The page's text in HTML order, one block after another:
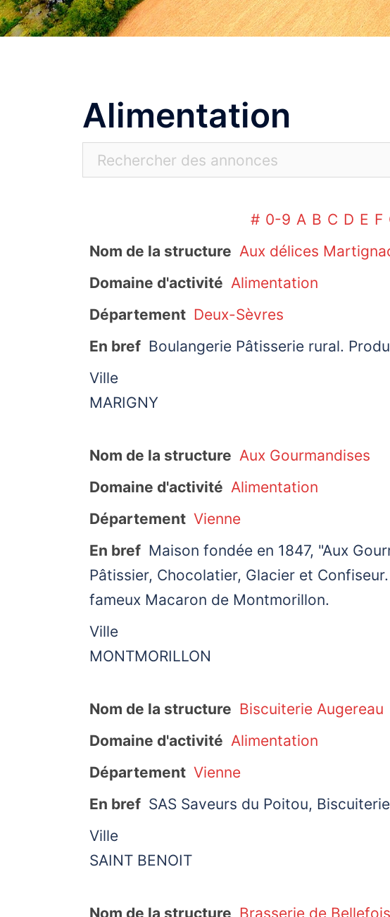
Alimentation
# 0-9 A B C D E F
Nom de la structure Aux délices
Domaine d'activité Alimentation
Département Deux-Sèvres
En bref Boulangerie Pâtisserie rural.
Ville
MARIGNY
Nom de la structure Aux Gourmandises
Domaine d'activité Alimentation
Département Vienne
En bref Maison fondée en 1847, "Aux
Pâtissier, Chocolatier, Glacier et
fameux Macaron de Montmorillon.
Ville
MONTMORILLON
Nom de la structure Biscuiterie Augereau
Domaine d'activité Alimentation
Département Vienne
En bref SAS Saveurs du Poitou,
Ville
SAINT BENOIT
Nom de la structure Brasserie de Bellefois